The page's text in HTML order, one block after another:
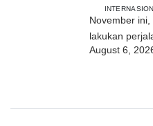
November
lakukan
Uruguay,
August 6,